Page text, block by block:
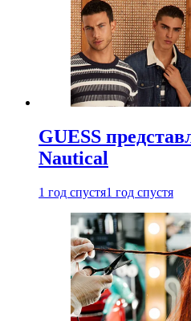
GUESS
Nautical
1 год спустя1 год спустя